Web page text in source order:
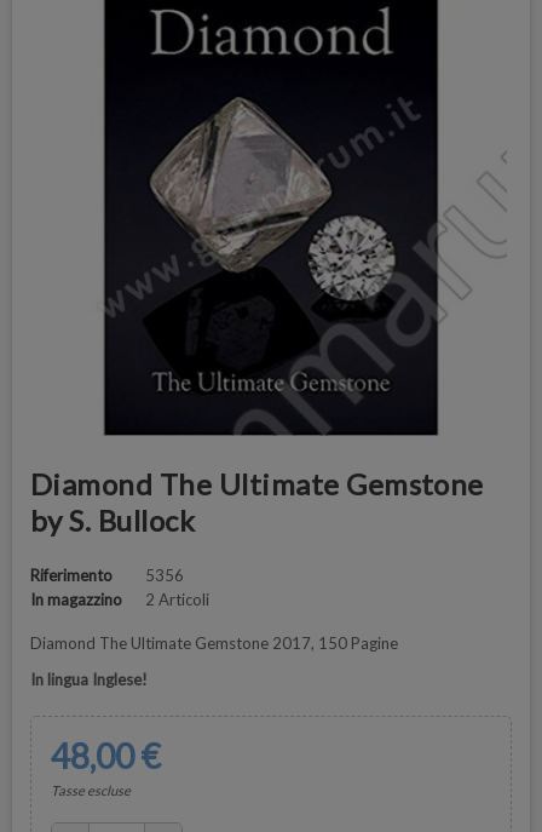
Diamond The Ultimate Gemstone
by S. Bullock
Riferimento
5356
In magazzino
2 Articoli
Diamond The Ultimate Gemstone 2017, 150 Pagine
In lingua Inglese!
48,00 €
Tasse escluse